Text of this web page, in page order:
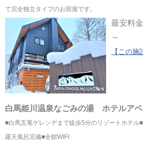
て完全独立タイプのお部屋です。
最安料
～
【この
白馬姫川温泉なごみの湯 ホテルアベ
■白馬五竜ゲレンデまで徒歩5分のリゾートホテル
露天風呂完備■全館WIFI